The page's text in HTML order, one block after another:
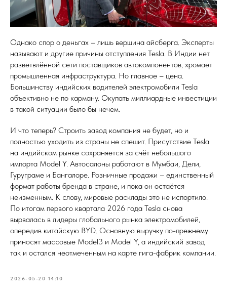
Однако спор о деньгах – лишь вершина айсберга. Эксперты
называют и другие причины отступления Tesla. В Индии нет
разветвлённой сети поставщиков автокомпонентов, хромает
промышленная инфраструктура. Но главное – цена.
Большинству индийских водителей электромобили Tesla
объективно не по карману. Окупать миллиардные инвестиции
в такой ситуации было бы нечем.
И что теперь? Строить завод компания не будет, но и
полностью уходить из страны не спешит. Присутствие Tesla
на индийском рынке сохраняется за счёт небольшого
импорта Model Y. Автосалоны работают в Мумбаи, Дели,
Гуруграме и Бангалоре. Розничные продажи – единственный
формат работы бренда в стране, и пока он остаётся
неизменным. К слову, мировые расклады это не испортило.
По итогам первого квартала 2026 года Tesla снова
вырвалась в лидеры глобального рынка электромобилей,
опередив китайскую BYD. Основную выручку по-прежнему
приносят массовые Model3 и Model Y, а индийский завод
так и остался неотмеченным на карте гига-фабрик компании.
2026-05-20 14:10